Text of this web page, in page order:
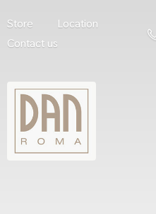
Store
Location
Contact us